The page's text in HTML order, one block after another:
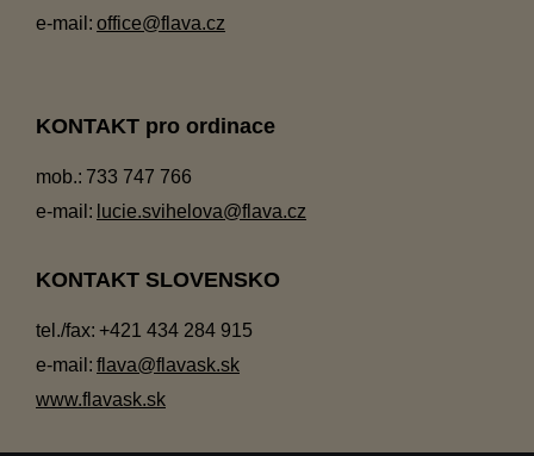
e-mail: office@flava.cz
KONTAKT pro ordinace
mob.: 733 747 766
e-mail: lucie.svihelova@flava.cz
KONTAKT SLOVENSKO
tel./fax: +421 434 284 915
e-mail: flava@flavask.sk
www.flavask.sk